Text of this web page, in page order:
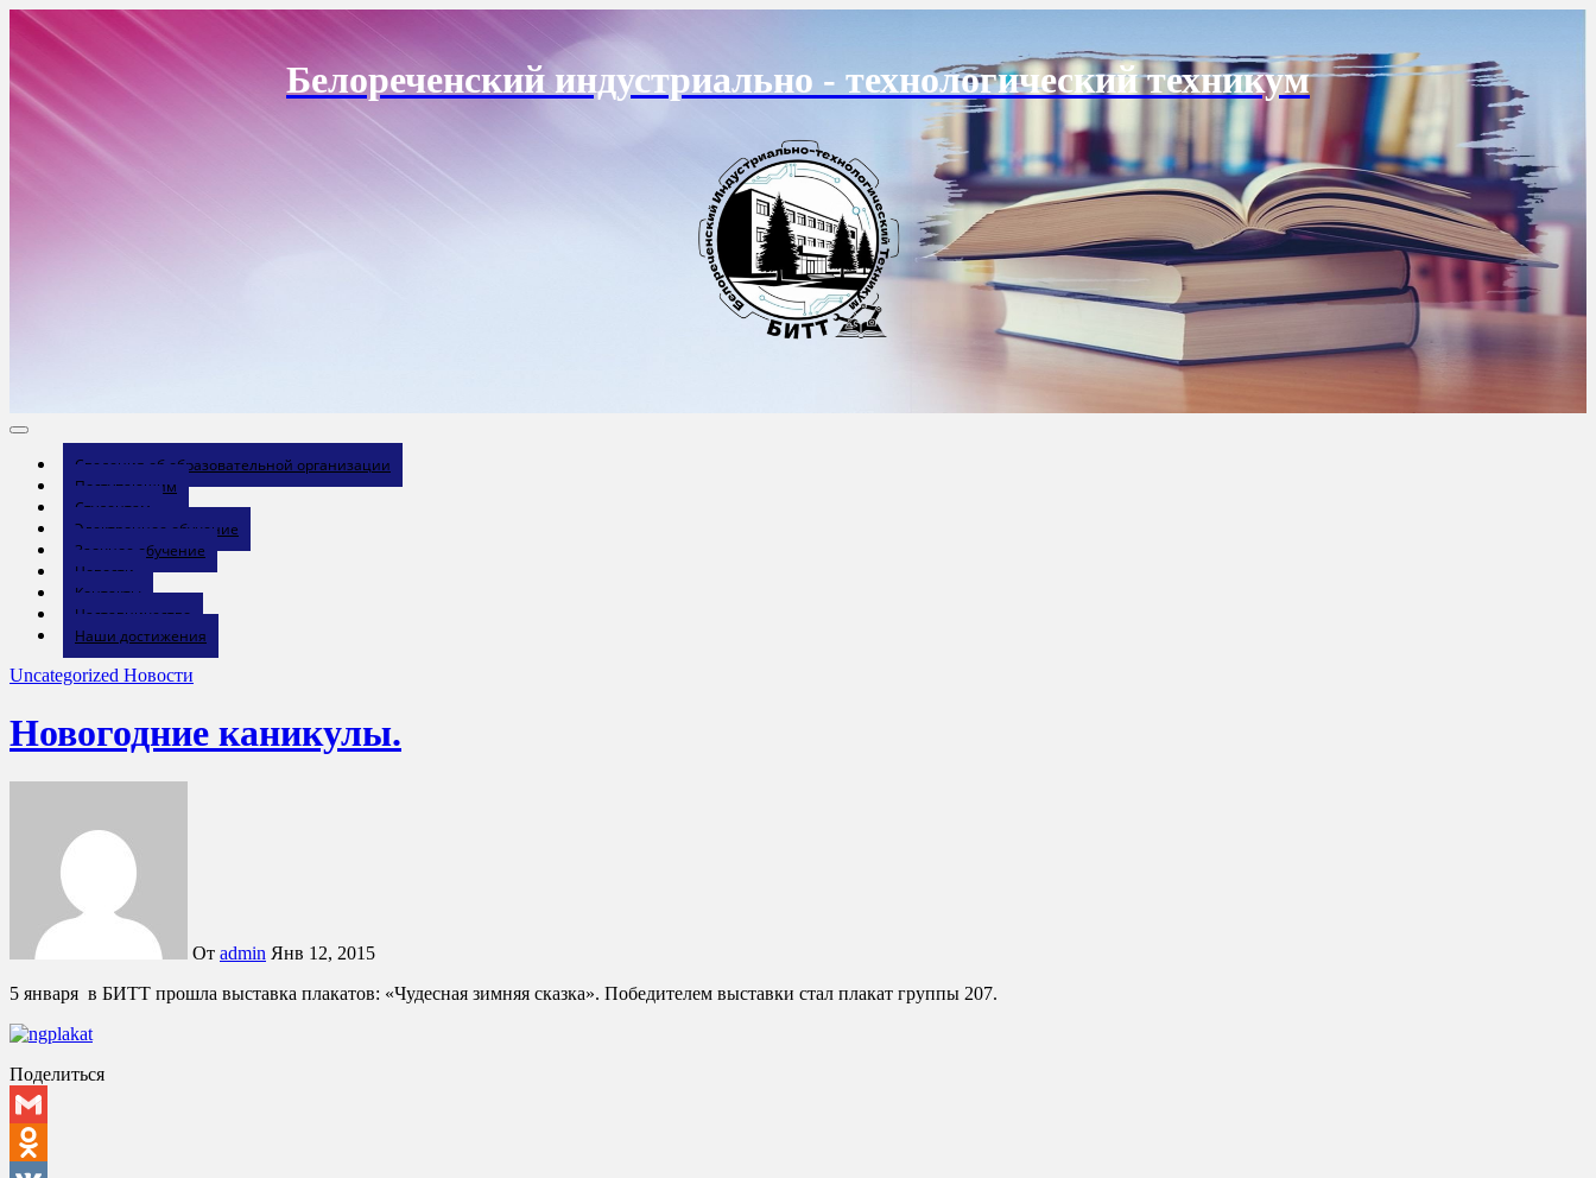
Перейти
содержанию
Белореченский индустриально - технологический техникум
Сведения об образовательной организации
Поступающим
Студентам
Электронное обучение
Заочное обучение
Новости
Контакты
Наставничество
Наши достижения
Uncategorized Новости
Новогодние каникулы.
От admin Янв 12, 2015
5 января в БИТТ прошла выставка плакатов: «Чудесная зимняя сказка». Победителем выставки стал плакат группы 207.
Поделиться
Gmail